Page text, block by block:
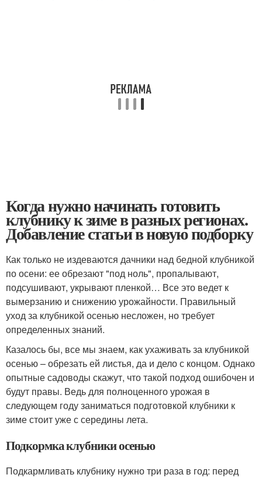
Когда нужно начинать готовить
клубнику к зиме в разных регионах.
Добавление статьи в новую подборку
Как только не издеваются дачники над бедной клубникой
по осени: ее обрезают "под ноль", пропалывают,
подсушивают, укрывают пленкой… Все это ведет к
вымерзанию и снижению урожайности. Правильный
уход за клубникой осенью несложен, но требует
определенных знаний.
Казалось бы, все мы знаем, как ухаживать за клубникой
осенью – обрезать ей листья, да и дело с концом. Однако
опытные садоводы скажут, что такой подход ошибочен и
будут правы. Ведь для полноценного урожая в
следующем году заниматься подготовкой клубники к
зиме стоит уже с середины лета.
Подкормка клубники осенью
Подкармливать клубнику нужно три раза в год: перед